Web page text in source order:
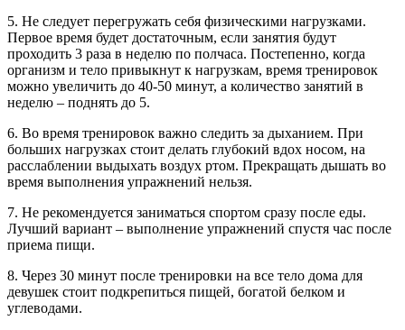
5. Не следует перегружать себя физическими нагрузками.
Первое время будет достаточным, если занятия будут
проходить 3 раза в неделю по полчаса. Постепенно, когда
организм и тело привыкнут к нагрузкам, время тренировок
можно увеличить до 40-50 минут, а количество занятий в
неделю – поднять до 5.
6. Во время тренировок важно следить за дыханием. При
больших нагрузках стоит делать глубокий вдох носом, на
расслаблении выдыхать воздух ртом. Прекращать дышать во
время выполнения упражнений нельзя.
7. Не рекомендуется заниматься спортом сразу после еды.
Лучший вариант – выполнение упражнений спустя час после
приема пищи.
8. Через 30 минут после тренировки на все тело дома для
девушек стоит подкрепиться пищей, богатой белком и
углеводами.